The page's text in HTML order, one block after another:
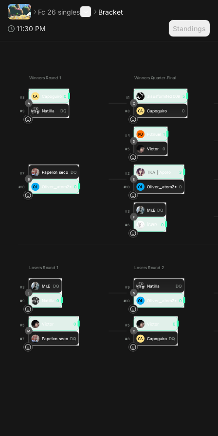
Fc 26 singles
Bracket
11:30 PM
Standings
Winners Round 1 Winners Quarter-Final
Losers Round 1 Losers Round 2
#8
#9
Capoguiro 0
A
Natilla DQ
#7
#10
Papelon seco DQ
B
Oliver__atom2* 0
#1
#8
Jisusfornite2009 5
C
Capoguiro 0
#4
#5
Futnuel 1
D
Víctor 0
#2
#10
TKA Apolo 3
E
Oliver__atom2* 0
#3
#6
Mr.E DQ
F
ÎGØR 0
#3
#9
Mr.E DQ
L
Natilla 0
#5
#7
Víctor 0
M
Papelon seco DQ
#9
#10
Natilla DQ
N
Oliver__atom2* 0
#5
#8
Víctor 0
O
Capoguiro DQ